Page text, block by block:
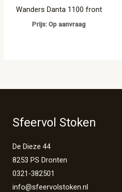
Wanders Danta 1100 front
Prijs: Op aanvraag
Sfeervol Stoken
De Dieze 44
8253 PS Dronten
0321-382501
info@sfeervolstoken.nl